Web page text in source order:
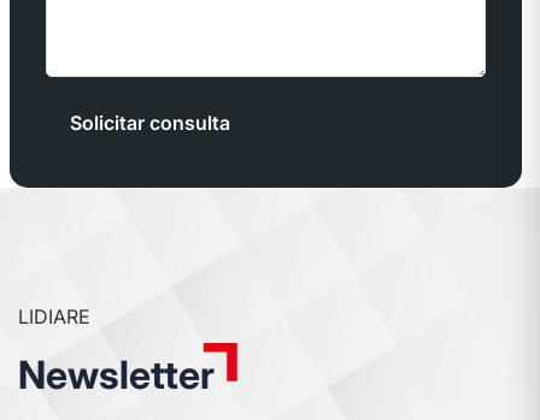
Solicitar consulta
LIDIARE
Newsletter